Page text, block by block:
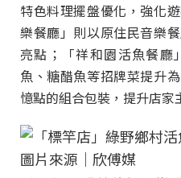
特色料理擺盤優化，強化
樂餐廳」則以原住民音樂
亮點；「祥和園活魚餐廳
魚、糖醋魚等招牌菜提升
憶點的組合包裝，提升店家